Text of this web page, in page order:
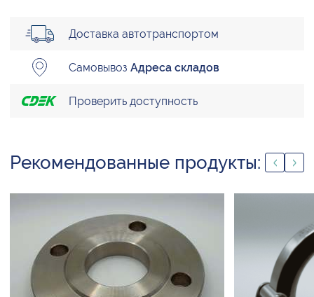
Доставка автотранспортом
Самовывоз Адреса складов
Проверить доступность
Рекомендованные продукты: